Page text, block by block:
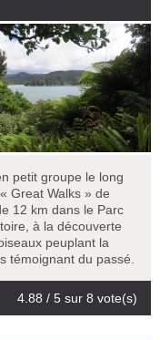
petit groupe le long
Great Walks » de
12 km dans le Parc
à la découverte
peuplant la
témoignant du passé.
4.88 / 5 sur 8 vote(s)